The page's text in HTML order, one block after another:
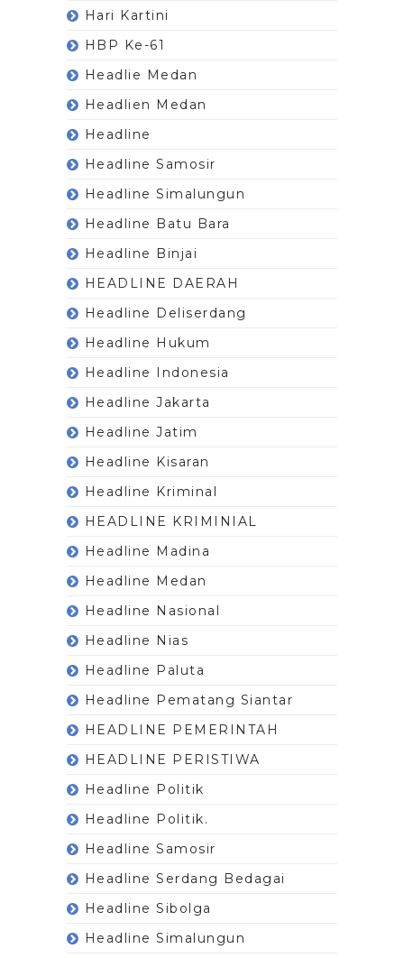
Hari Kartini
HBP Ke-61
Headlie Medan
Headlien Medan
Headline
Headline Samosir
Headline Simalungun
Headline Batu Bara
Headline Binjai
HEADLINE DAERAH
Headline Deliserdang
Headline Hukum
Headline Indonesia
Headline Jakarta
Headline Jatim
Headline Kisaran
Headline Kriminal
HEADLINE KRIMINIAL
Headline Madina
Headline Medan
Headline Nasional
Headline Nias
Headline Paluta
Headline Pematang Siantar
HEADLINE PEMERINTAH
HEADLINE PERISTIWA
Headline Politik
Headline Politik.
Headline Samosir
Headline Serdang Bedagai
Headline Sibolga
Headline Simalungun